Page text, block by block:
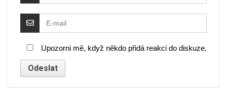
Upozorni mě, když někdo přidá reakci do diskuze.